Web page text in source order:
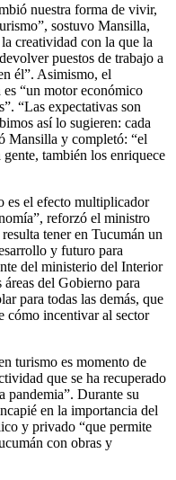
nuestra forma de vivir,
sostuvo Mansilla,
creatividad con la que la
puestos de trabajo a
él”. Asimismo, el
“un motor económico
“Las expectativas son
así lo sugieren: cada
Mansilla y completó: “el
también los enriquece
es el efecto multiplicador
reforzó el ministro
tener en Tucumán un
y futuro para
del ministerio del Interior
del Gobierno para
para todas las demás, que
cómo incentivar al sector
turismo es momento de
que se ha recuperado
pandemia”. Durante su
en la importancia del
y privado “que permite
con obras y